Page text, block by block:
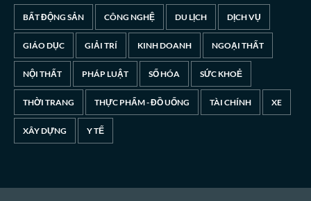
BẤT ĐỘNG SẢN CÔNG NGHỆ DU LỊCH DỊCH VỤ
GIÁO DỤC GIẢI TRÍ KINH DOANH NGOẠI THẤT
NỘI THẤT PHÁP LUẬT SỐ HÓA SỨC KHOẺ
THỜI TRANG THỰC PHẨM - ĐỒ UỐNG TÀI CHÍNH XE
XÂY DỰNG Y TẾ